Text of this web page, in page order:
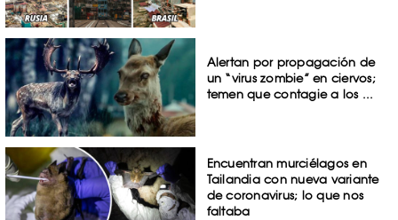
Alertan por propagación de
un “virus zombie” en ciervos;
temen que contagie a los ...
Encuentran murciélagos en
Tailandia con nueva variante
de coronavirus; lo que nos
faltaba